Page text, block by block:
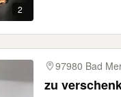
2
97980 Bad
zu